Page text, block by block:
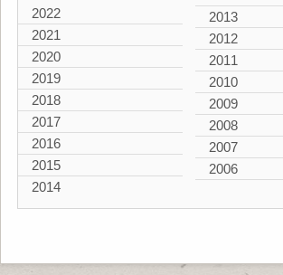
2022
2021
2020
2019
2018
2017
2016
2015
2014
2013
2012
2011
2010
2009
2008
2007
2006